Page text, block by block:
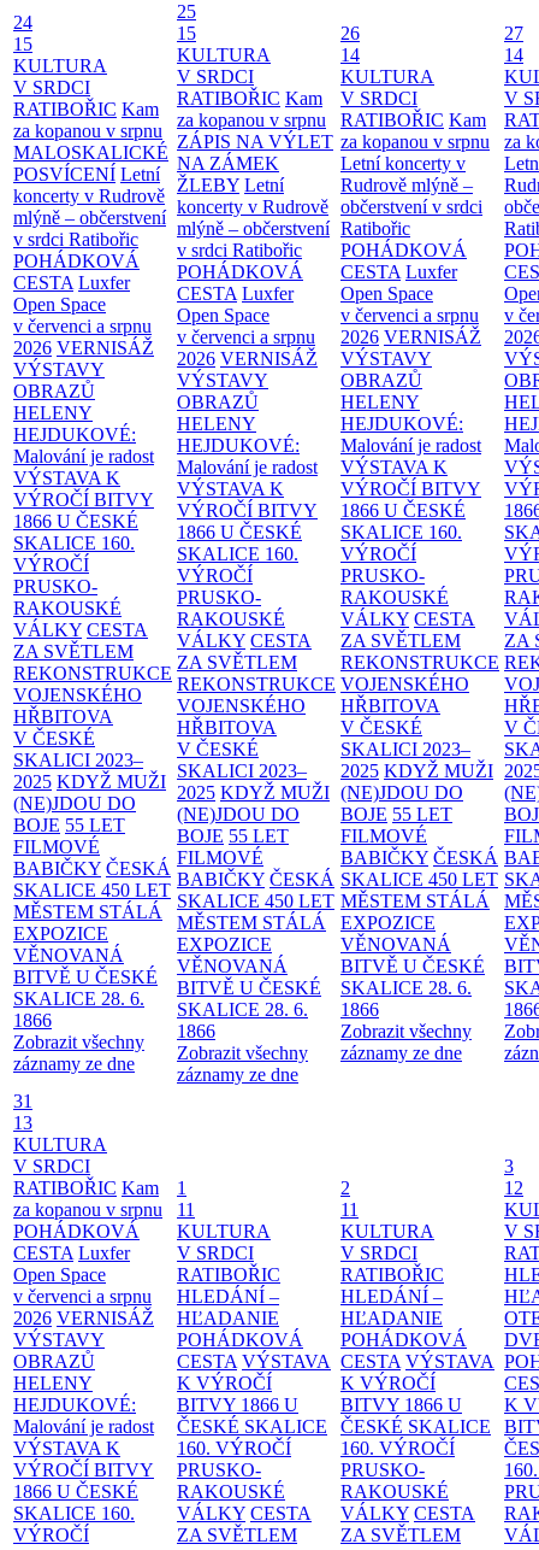
24
15
KULTURA
V SRDCI
RATIBOŘIC Kam
za kopanou v srpnu
MALOSKALICKÉ
POSVÍCENÍ Letní
koncerty v Rudrově
mlýně – občerstvení
v srdci Ratibořic
POHÁDKOVÁ
CESTA Luxfer
Open Space
v červenci a srpnu
2026 VERNISÁŽ
VÝSTAVY
OBRAZŮ
HELENY
HEJDUKOVÉ:
Malování je radost
VÝSTAVA K
VÝROČÍ BITVY
1866 U ČESKÉ
SKALICE 160.
VÝROČÍ
PRUSKO-
RAKOUSKÉ
VÁLKY CESTA
ZA SVĚTLEM
REKONSTRUKCE
VOJENSKÉHO
HŘBITOVA
V ČESKÉ
SKALICI 2023–
2025 KDYŽ MUŽI
(NE)JDOU DO
BOJE 55 LET
FILMOVÉ
BABIČKY ČESKÁ
SKALICE 450 LET
MĚSTEM STÁLÁ
EXPOZICE
VĚNOVANÁ
BITVĚ U ČESKÉ
SKALICE 28. 6.
1866
Zobrazit všechny
záznamy ze dne
25
15
KULTURA
V SRDCI
RATIBOŘIC Kam
za kopanou v srpnu
ZÁPIS NA VÝLET
NA ZÁMEK
ŽLEBY Letní
koncerty v Rudrově
mlýně – občerstvení
v srdci Ratibořic
POHÁDKOVÁ
CESTA Luxfer
Open Space
v červenci a srpnu
2026 VERNISÁŽ
VÝSTAVY
OBRAZŮ
HELENY
HEJDUKOVÉ:
Malování je radost
VÝSTAVA K
VÝROČÍ BITVY
1866 U ČESKÉ
SKALICE 160.
VÝROČÍ
PRUSKO-
RAKOUSKÉ
VÁLKY CESTA
ZA SVĚTLEM
REKONSTRUKCE
VOJENSKÉHO
HŘBITOVA
V ČESKÉ
SKALICI 2023–
2025 KDYŽ MUŽI
(NE)JDOU DO
BOJE 55 LET
FILMOVÉ
BABIČKY ČESKÁ
SKALICE 450 LET
MĚSTEM STÁLÁ
EXPOZICE
VĚNOVANÁ
BITVĚ U ČESKÉ
SKALICE 28. 6.
1866
Zobrazit všechny
záznamy ze dne
26
14
KULTURA
V SRDCI
RATIBOŘIC Kam
za kopanou v srpnu
Letní koncerty v
Rudrově mlýně –
občerstvení v srdci
Ratibořic
POHÁDKOVÁ
CESTA Luxfer
Open Space
v červenci a srpnu
2026 VERNISÁŽ
VÝSTAVY
OBRAZŮ
HELENY
HEJDUKOVÉ:
Malování je radost
VÝSTAVA K
VÝROČÍ BITVY
1866 U ČESKÉ
SKALICE 160.
VÝROČÍ
PRUSKO-
RAKOUSKÉ
VÁLKY CESTA
ZA SVĚTLEM
REKONSTRUKCE
VOJENSKÉHO
HŘBITOVA
V ČESKÉ
SKALICI 2023–
2025 KDYŽ MUŽI
(NE)JDOU DO
BOJE 55 LET
FILMOVÉ
BABIČKY ČESKÁ
SKALICE 450 LET
MĚSTEM STÁLÁ
EXPOZICE
VĚNOVANÁ
BITVĚ U ČESKÉ
SKALICE 28. 6.
1866
Zobrazit všechny
záznamy ze dne
27
14
V
za
v
ZA
V
31
13
KULTURA
V SRDCI
RATIBOŘIC Kam
za kopanou v srpnu
POHÁDKOVÁ
CESTA Luxfer
Open Space
v červenci a srpnu
2026 VERNISÁŽ
VÝSTAVY
OBRAZŮ
HELENY
HEJDUKOVÉ:
Malování je radost
VÝSTAVA K
VÝROČÍ BITVY
1866 U ČESKÉ
SKALICE 160.
VÝROČÍ
1
11
KULTURA
V SRDCI
RATIBOŘIC
HLEDÁNÍ –
HĽADANIE
POHÁDKOVÁ
CESTA VÝSTAVA
K VÝROČÍ
BITVY 1866 U
ČESKÉ SKALICE
160. VÝROČÍ
PRUSKO-
RAKOUSKÉ
VÁLKY CESTA
ZA SVĚTLEM
2
11
KULTURA
V SRDCI
RATIBOŘIC
HLEDÁNÍ –
HĽADANIE
POHÁDKOVÁ
CESTA VÝSTAVA
K VÝROČÍ
BITVY 1866 U
ČESKÉ SKALICE
160. VÝROČÍ
PRUSKO-
RAKOUSKÉ
VÁLKY CESTA
ZA SVĚTLEM
3
12
V
K